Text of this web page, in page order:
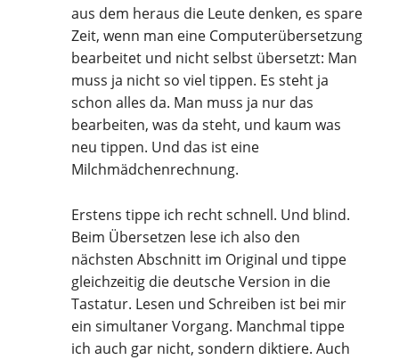
aus dem heraus die Leute denken, es spare
Zeit, wenn man eine Computerübersetzung
bearbeitet und nicht selbst übersetzt: Man
muss ja nicht so viel tippen. Es steht ja
schon alles da. Man muss ja nur das
bearbeiten, was da steht, und kaum was
neu tippen. Und das ist eine
Milchmädchenrechnung.
Erstens tippe ich recht schnell. Und blind.
Beim Übersetzen lese ich also den
nächsten Abschnitt im Original und tippe
gleichzeitig die deutsche Version in die
Tastatur. Lesen und Schreiben ist bei mir
ein simultaner Vorgang. Manchmal tippe
ich auch gar nicht, sondern diktiere. Auch